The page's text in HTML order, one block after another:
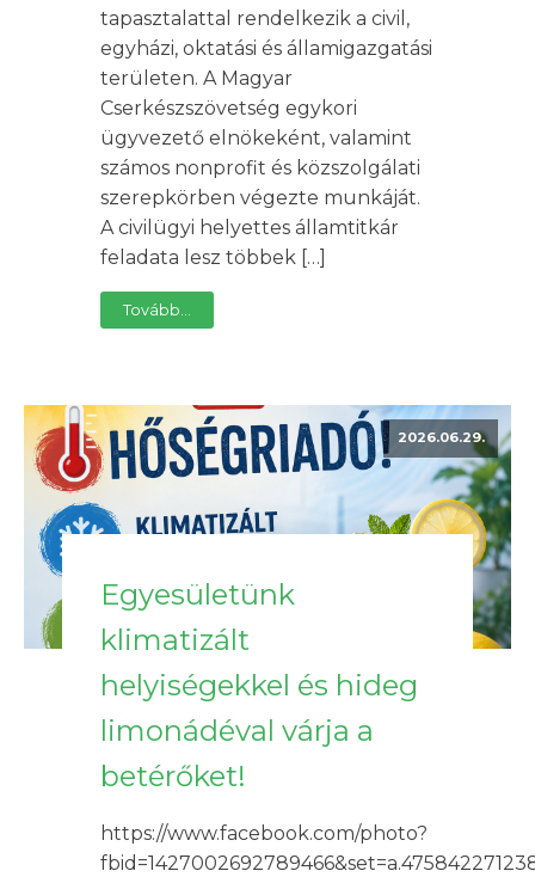
tapasztalattal rendelkezik a civil,
egyházi, oktatási és államigazgatási
területen. A Magyar
Cserkészszövetség egykori
ügyvezető elnökeként, valamint
számos nonprofit és közszolgálati
szerepkörben végezte munkáját.
A civilügyi helyettes államtitkár
feladata lesz többek […]
Tovább...
2026.06.29.
Egyesületünk
klimatizált
helyiségekkel és hideg
limonádéval várja a
betérőket!
https://www.facebook.com/photo?